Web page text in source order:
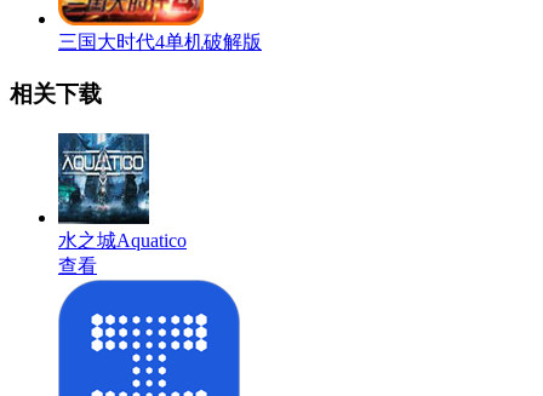
三国大时代4单机破解版
相关下载
水之城Aquatico
查看